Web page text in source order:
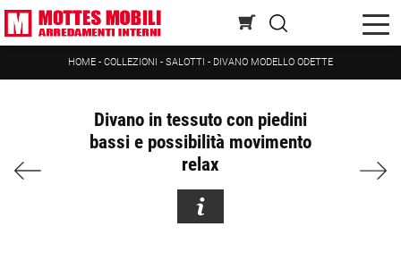
HOME - COLLEZIONI - SALOTTI - DIVANO MODELLO ODETTE
Divano in tessuto con piedini
bassi e possibilità movimento
relax